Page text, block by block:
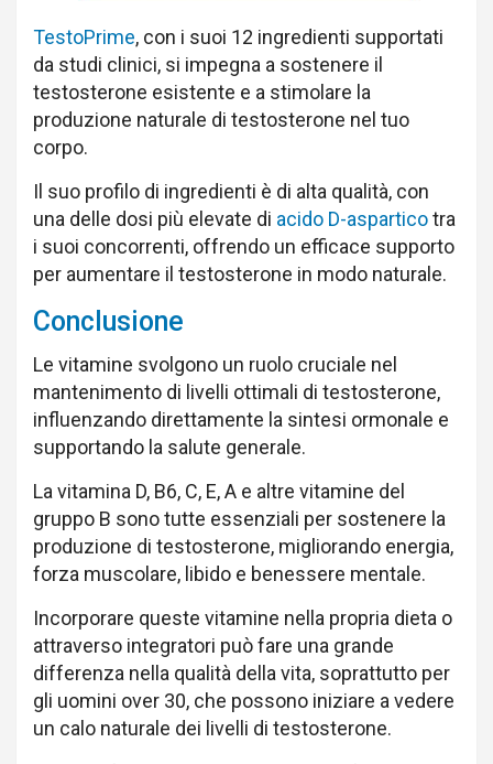
TestoPrime, con i suoi 12 ingredienti supportati
da studi clinici, si impegna a sostenere il
testosterone esistente e a stimolare la
produzione naturale di testosterone nel tuo
corpo.
Il suo profilo di ingredienti è di alta qualità, con
una delle dosi più elevate di acido D-asparticotra
i suoi concorrenti, offrendo un efficace supporto
per aumentare il testosterone in modo naturale.
Conclusione
Le vitamine svolgono un ruolo cruciale nel
mantenimento di livelli ottimali di testosterone,
influenzando direttamente la sintesi ormonale e
supportando la salute generale.
La vitamina D, B6, C, E, A e altre vitamine del
gruppo B sono tutte essenziali per sostenere la
produzione di testosterone, migliorando energia,
forza muscolare, libido e benessere mentale.
Incorporare queste vitamine nella propria dieta o
attraverso integratori può fare una grande
differenza nella qualità della vita, soprattutto per
gli uomini over 30, che possono iniziare a vedere
un calo naturale dei livelli di testosterone.